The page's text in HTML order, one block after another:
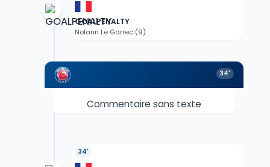
GOALPENALTY
Nolann Le Garrec (9)
34'
Commentaire sans texte
34'